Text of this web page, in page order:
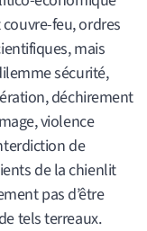
feu, ordres
mais
sécurité,
déchirement
violence
de
de la chienlit
pas d’être
tels terreaux.